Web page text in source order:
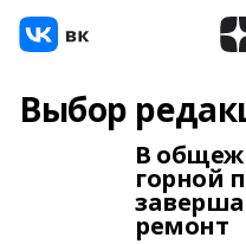
Выбор
В
горной
ремонт